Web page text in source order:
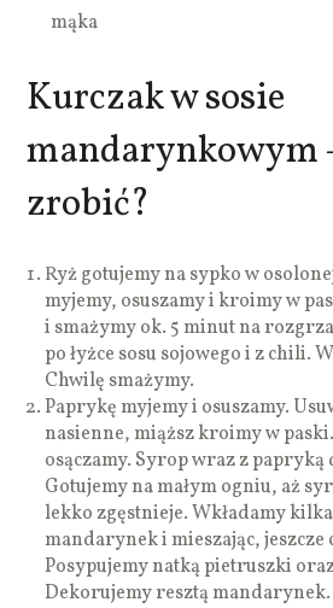
mąka
Kurczak w sosie
mandarynkowym
zrobić?
Ryż gotujemy na sypko w
myjemy, osuszamy i kroimy w
i smażymy ok. 5 minut na
po łyżce sosu sojowego i z chili.
Chwilę smażymy.
Paprykę myjemy i osuszamy.
nasienne, miąższ kroimy w
osączamy. Syrop wraz z papryką
Gotujemy na małym ogniu, aż
lekko zgęstnieje. Wkładamy
mandarynek i mieszając, jeszcze
Posypujemy natką pietruszki
Dekorujemy resztą